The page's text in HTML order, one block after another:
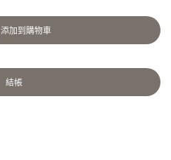
添加到購物車
結帳